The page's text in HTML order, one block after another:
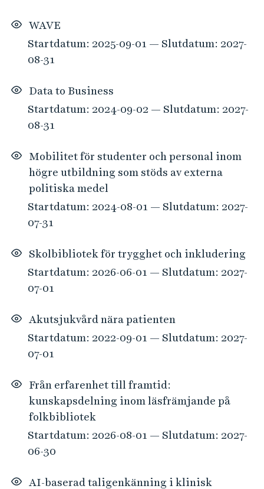
WAVE
Startdatum: 2025-09-01 — Slutdatum: 2027-
08-31
Data to Business
Startdatum: 2024-09-02 — Slutdatum: 2027-
08-31
Mobilitet för studenter och personal inom
högre utbildning som stöds av externa
politiska medel
Startdatum: 2024-08-01 — Slutdatum: 2027-
07-31
Skolbibliotek för trygghet och inkludering
Startdatum: 2026-06-01 — Slutdatum: 2027-
07-01
Akutsjukvård nära patienten
Startdatum: 2022-09-01 — Slutdatum: 2027-
07-01
Från erfarenhet till framtid:
kunskapsdelning inom läsfrämjande på
folkbibliotek
Startdatum: 2026-08-01 — Slutdatum: 2027-
06-30
AI-baserad taligenkänning i klinisk